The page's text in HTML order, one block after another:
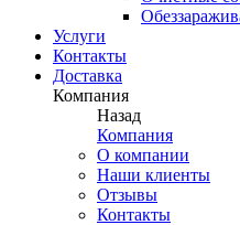
Услуги
Контакты
Доставка
Компания
Назад
Компания
О компании
Наши клиенты
Отзывы
Контакты